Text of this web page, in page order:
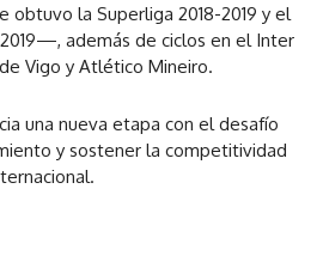
la Superliga 2018-2019 y el
además de ciclos en el Inter
Vigo y Atlético Mineiro.
una nueva etapa con el desafío
y sostener la competitividad